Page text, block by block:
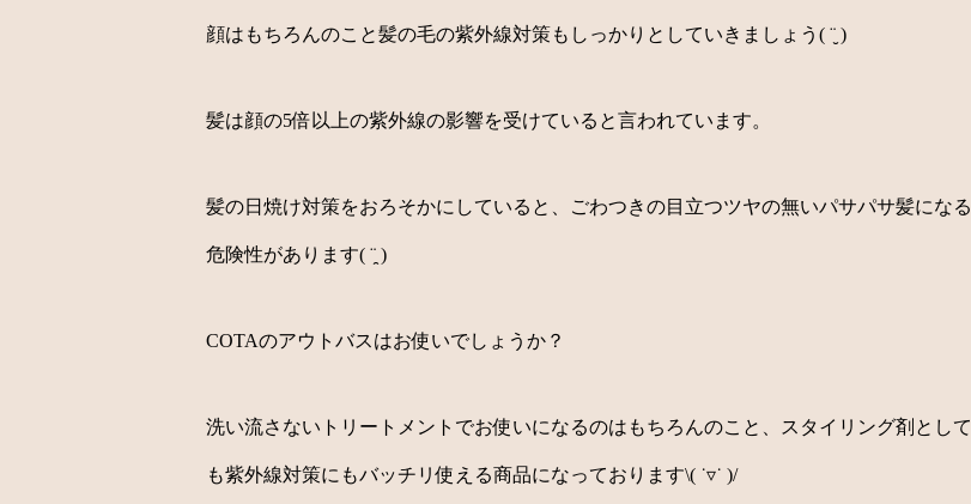
顔はもちろんのこと髪の毛の紫外線対策もしっかりとしていきましょう( ¨̮ )
髪は顔の5倍以上の紫外線の影響を受けていると言われています。
髪の日焼け対策をおろそかにしていると、ごわつきの目立つツヤの無いパサパサ髪になる
危険性があります( ¨̯ )
COTAのアウトバスはお使いでしょうか？
洗い流さないトリートメントでお使いになるのはもちろんのこと、スタイリング剤として
も紫外線対策にもバッチリ使える商品になっております\( ˙▿˙ )/